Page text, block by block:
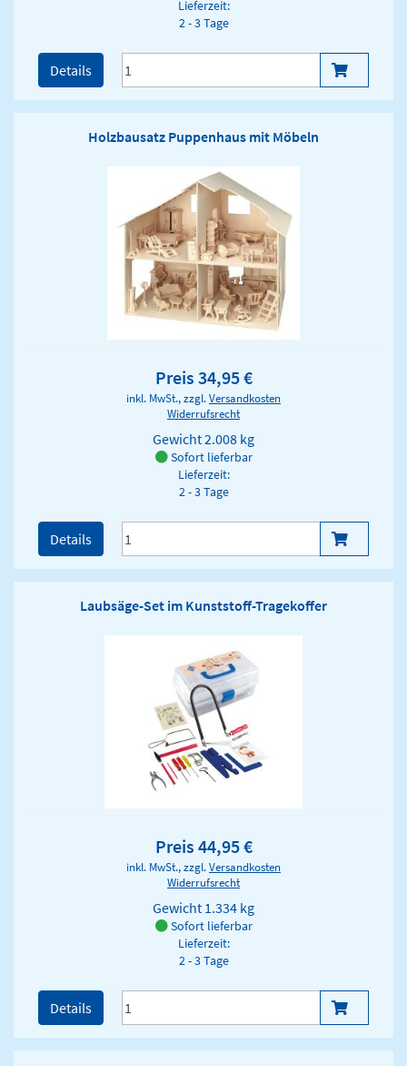
Lieferzeit:
2 - 3 Tage
Details
Holzbausatz Puppenhaus mit Möbeln
Preis 34,95 €
inkl. MwSt., zzgl.Versandkosten
Widerrufsrecht
Gewicht2.008 kg
Sofort lieferbar
Lieferzeit:
2 - 3 Tage
Details
Laubsäge-Set im Kunststoff-Tragekoffer
Preis 44,95 €
inkl. MwSt., zzgl.Versandkosten
Widerrufsrecht
Gewicht 1.334 kg
Sofort lieferbar
Lieferzeit:
2 - 3 Tage
Details